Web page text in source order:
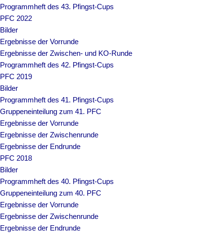
Programmheft des 43. Pfingst-Cups
PFC 2022
Bilder
Ergebnisse der Vorrunde
Ergebnisse der Zwischen- und KO-Runde
Programmheft des 42. Pfingst-Cups
PFC 2019
Bilder
Programmheft des 41. Pfingst-Cups
Gruppeneinteilung zum 41. PFC
Ergebnisse der Vorrunde
Ergebnisse der Zwischenrunde
Ergebnisse der Endrunde
PFC 2018
Bilder
Programmheft des 40. Pfingst-Cups
Gruppeneinteilung zum 40. PFC
Ergebnisse der Vorrunde
Ergebnisse der Zwischenrunde
Ergebnisse der Endrunde